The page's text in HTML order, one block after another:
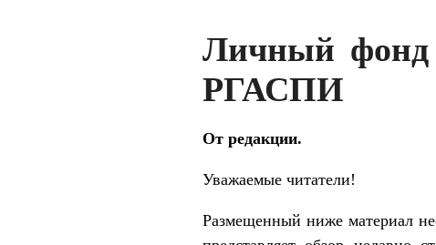
Личный фонд
РГАСПИ
От редакции.
Уважаемые читатели!
Размещенный ниже материал